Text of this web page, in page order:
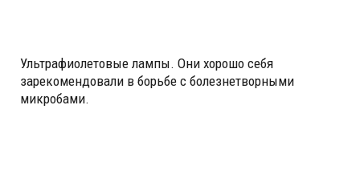
Ультрафиолетовые лампы. Они хорошо себя
зарекомендовали в борьбе с болезнетворными
микробами.